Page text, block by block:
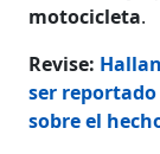
motocicleta.
Revise:
ser reportado
sobre el